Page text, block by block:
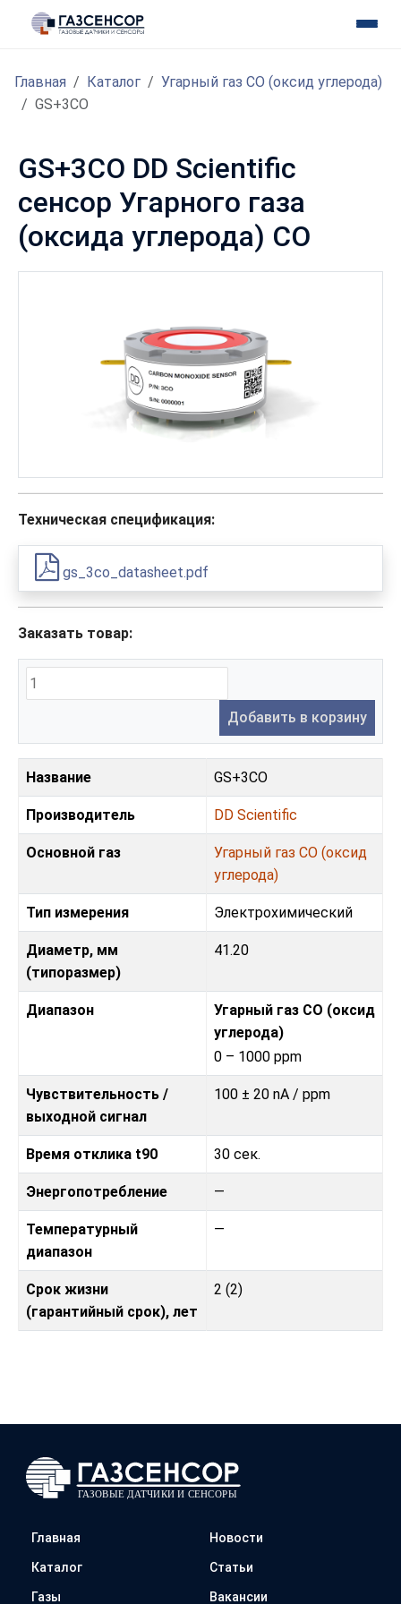
Главная Каталог
Угарный газ CO (оксид углерода)
GS+3CO
GS+3CO DD Scientific
сенсор Угарного газа
(оксида углерода) CO
Техническая спецификация:
gs_3co_datasheet.pdf
Заказать товар:
Добавить в корзину
Название GS+3CO
Производитель DD Scientific
Основной газ
Угарный газ CO (оксид
углерода)
Тип измерения Электрохимический
Диаметр, мм
(типоразмер)
41.20
Диапазон
Угарный газ CO (оксид
углерода)
0 – 1000 ppm
Чувствительность /
выходной сигнал
100 ± 20 nA / ppm
Время отклика t90 30 сек.
Энергопотребление —
Температурный
диапазон
—
Срок жизни
(гарантийный срок), лет
2 (2)
Главная
Каталог
Газы
Новости
Статьи
Вакансии